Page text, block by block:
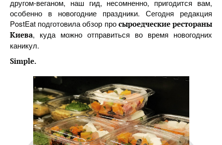
другом-веганом, наш гид, несомненно, пригодится вам,
особенно в новогодние праздники. Сегодня редакция
PostEat подготовила обзор про сыроедческие рестораны
Киева, куда можно отправиться во время новогодних
каникул.
Simple.